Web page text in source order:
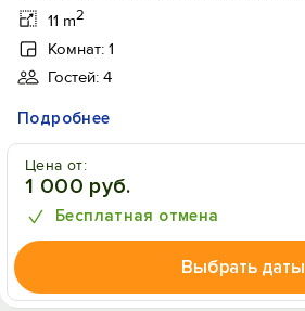
11 m2
Комнат: 1
Гостей: 4
Подробнее
Цена от:
1 000 руб.
Бесплатная отмена
Выбрать даты